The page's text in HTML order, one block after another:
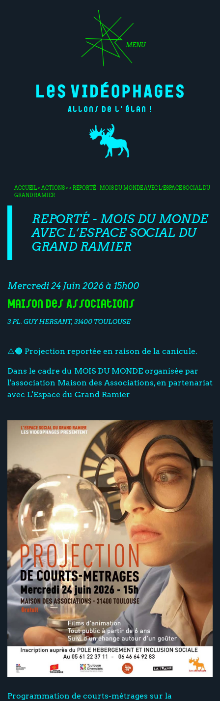
MENU
Allons de l'élan !
ACCUEIL<ACTIONS< < REPORTÉ - MOIS DU MONDE AVEC L’ESPACE SOCIAL DU
GRAND RAMIER
REPORTÉ - MOIS DU MONDE
AVEC L’ESPACE SOCIAL DU
GRAND RAMIER
Mercredi 24 Juin 2026 à 15h00
Maison des Associations
3 PL. GUY HERSANT, 31400 TOULOUSE
⚠️🔴 Projection reportée en raison de la canicule.
Dans le cadre du MOIS DU MONDE organisée par
l'association Maison des Associations, en partenariat
avec L'Espace du Grand Ramier
Programmation de courts-métrages sur la